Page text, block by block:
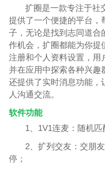
扩圈是一款专注于社
提供了一个便捷的平台，
子，无论是找到志同道合
作机会，扩圈都能为你提
注册和个人资料设置，用
并在应用中探索各种兴趣
还提供了实时消息功能，
人沟通交流。
软件功能
1、1V1连麦：随机匹
2、扩列交友：交朋
停；